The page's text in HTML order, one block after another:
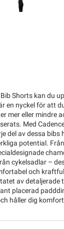
Shorts kan du
en nyckel för att
mer eller mindre
Med
del av dessa
potential.
cykelsadlar –
och
av detaljerade
placerad
håller dig